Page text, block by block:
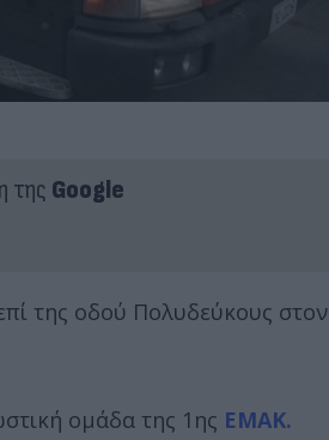
της Google
της οδού Πολυδεύκους στον
ομάδα της 1ης ΕΜΑΚ.